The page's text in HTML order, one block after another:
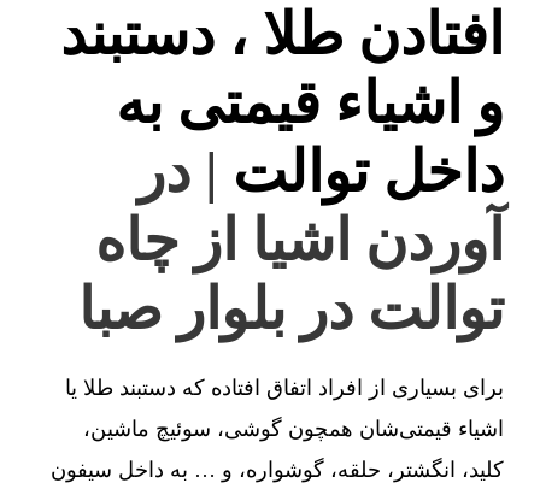
افتادن طلا ، دستبند
و اشیاء قیمتی به
داخل توالت | در
آوردن اشیا از چاه
توالت در بلوار صبا
برای بسیاری از افراد اتفاق افتاده که دستبند طلا یا
اشیاء قیمتی‌شان همچون گوشی، سوئیچ ماشین،
کلید، انگشتر، حلقه، گوشواره، و … به داخل سیفون